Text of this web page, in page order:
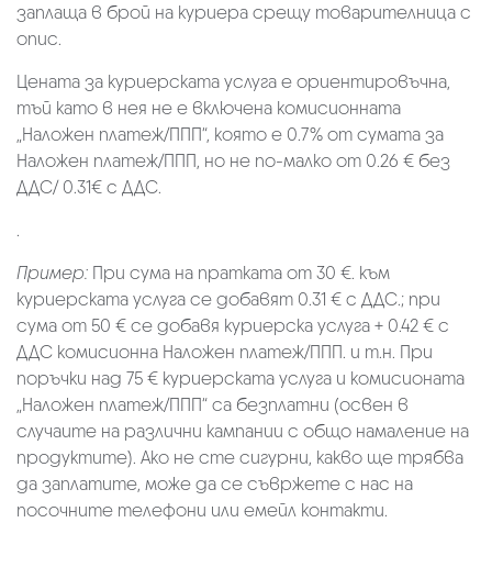
заплаща в брой на куриера срещу товарителница с
опис.
Цената за куриерската услуга е ориентировъчна,
тъй като в нея не е включена комисионната
„Наложен платеж/ППП“, която е 0.7% от сумата за
Наложен платеж/ППП, но не по-малко от 0.26 € без
ДДС/ 0.31€ с ДДС.
.
Пример: При сума на пратката от 30 €. към
куриерската услуга се добавят 0.31 € с ДДС.; при
сума от 50 € се добавя куриерска услуга + 0.42 € с
ДДС комисионна Наложен платеж/ППП. и т.н. При
поръчки над 75 € куриерската услуга и комисионата
„Наложен платеж/ППП“ са безплатни (освен в
случаите на различни кампании с общо намаление на
продуктите). Ако не сте сигурни, какво ще трябва
да заплатите, може да се съвржете с нас на
посочните телефони или емейл контакти.